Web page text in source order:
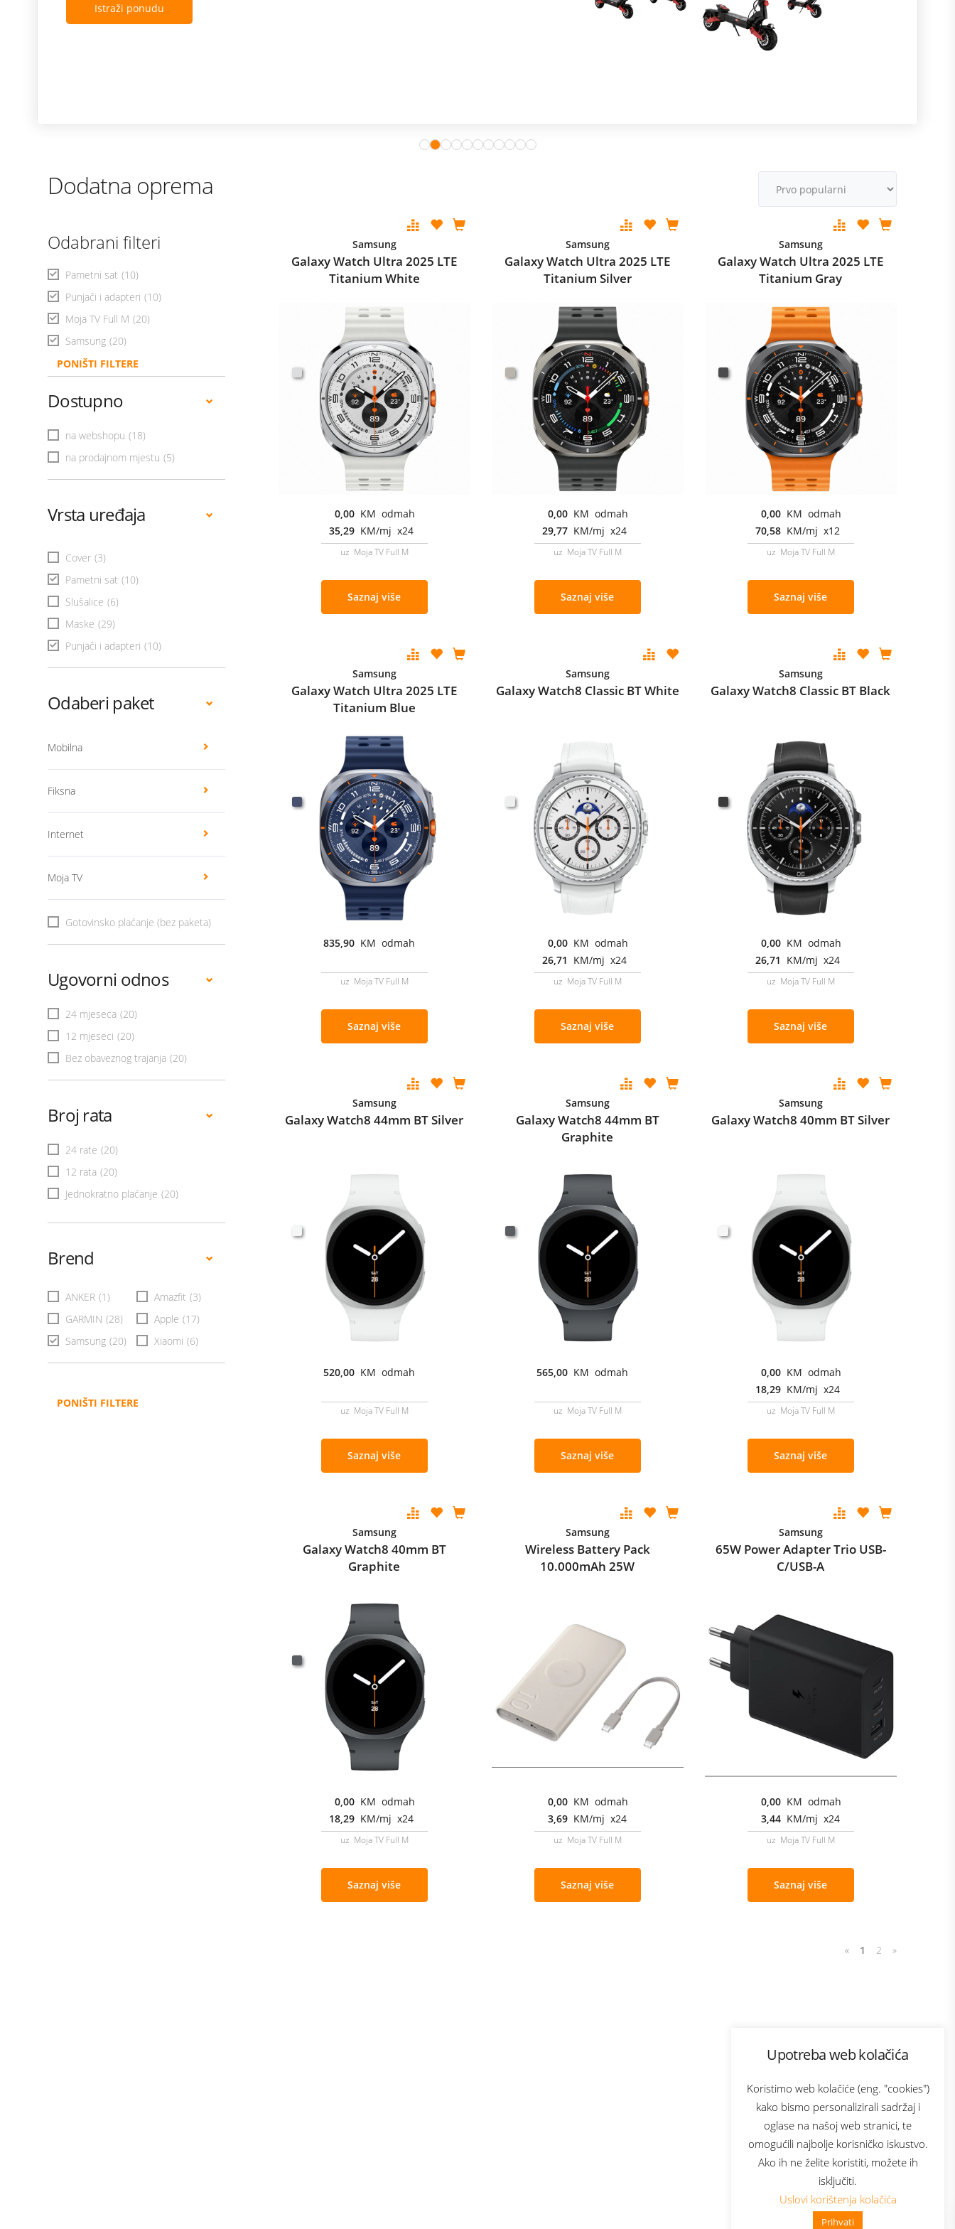
Upotreba web kolačića
Koristimo web kolačiće (eng. "cookies")
kako bismo personalizirali sadržaj i
oglase na našoj web stranici, te
omogućili najbolje korisničko iskustvo.
Ako ih ne želite koristiti, možete ih
isključiti.
Uslovi korištenja kolačića
Prihvati
👋 Zdravo, kako mogu pomoći?
Istraži ponudu
Dodatna oprema
Odabrani filteri
Pametni sat (10)
Punjači i adapteri (10)
Moja TV Full M (20)
Samsung (20)
PONIŠTI FILTERE
Dostupno
na webshopu (18)
na prodajnom mjestu (5)
Vrsta uređaja
Cover (3)
Pametni sat (10)
Slušalice (6)
Maske (29)
Punjači i adapteri (10)
Odaberi paket
Mobilna
Fiksna
Internet
Moja TV
Gotovinsko plaćanje (bez paketa)
Ugovorni odnos
24 mjeseca (20)
12 mjeseci (20)
Bez obaveznog trajanja (20)
Broj rata
24 rate (20)
12 rata (20)
Jednokratno plaćanje (20)
Brend
ANKER (1) Amazfit (3)
GARMIN (28) Apple (17)
Samsung (20) Xiaomi (6)
PONIŠTI FILTERE
Samsung
Galaxy Watch Ultra 2025 LTE
Titanium White
0,00 KM odmah
35,29 KM/mj x24
uz Moja TV Full M
Saznaj više
Samsung
Galaxy Watch Ultra 2025 LTE
Titanium Silver
0,00 KM odmah
29,77 KM/mj x24
uz Moja TV Full M
Saznaj više
Samsung
Galaxy Watch Ultra 2025 LTE
Titanium Gray
0,00 KM odmah
70,58 KM/mj x12
uz Moja TV Full M
Saznaj više
Samsung
Galaxy Watch Ultra 2025 LTE
Titanium Blue
835,90 KM odmah
uz Moja TV Full M
Saznaj više
Samsung
Galaxy Watch8 Classic BT White
0,00 KM odmah
26,71 KM/mj x24
uz Moja TV Full M
Saznaj više
Samsung
Galaxy Watch8 Classic BT Black
0,00 KM odmah
26,71 KM/mj x24
uz Moja TV Full M
Saznaj više
Samsung
Galaxy Watch8 44mm BT Silver
520,00 KM odmah
uz Moja TV Full M
Saznaj više
Samsung
Galaxy Watch8 44mm BT
Graphite
565,00 KM odmah
uz Moja TV Full M
Saznaj više
Samsung
Galaxy Watch8 40mm BT Silver
0,00 KM odmah
18,29 KM/mj x24
uz Moja TV Full M
Saznaj više
Samsung
Galaxy Watch8 40mm BT
Graphite
0,00 KM odmah
18,29 KM/mj x24
uz Moja TV Full M
Saznaj više
Samsung
Wireless Battery Pack
10.000mAh 25W
0,00 KM odmah
3,69 KM/mj x24
uz Moja TV Full M
Saznaj više
Samsung
65W Power Adapter Trio USB-
C/USB-A
0,00 KM odmah
3,44 KM/mj x24
uz Moja TV Full M
Saznaj više
« 1 2 »
Bonus plus
Prijava za newsletter